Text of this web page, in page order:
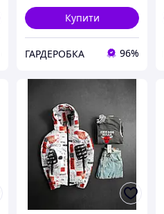
Купити
ГАРДЕРОБКА 96%